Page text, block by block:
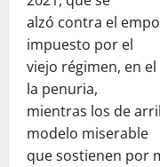
alzó contra el
impuesto por el
viejo régimen, en
la penuria,
mientras los de
modelo miserable
que sostienen por